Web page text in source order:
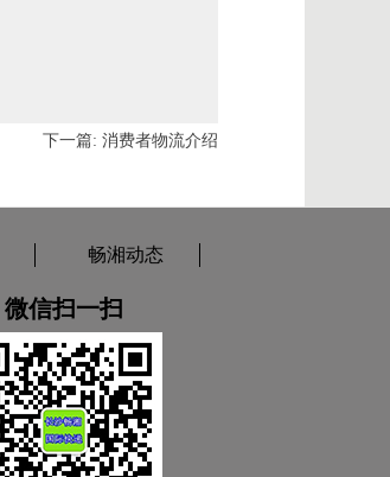
下一篇: 消费者物流介绍
畅湘动态
微信扫一扫